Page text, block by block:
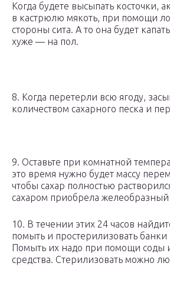
Когда будете высыпать косточки,
в кастрюлю мякоть, при помощи
стороны сита. А то она будет
хуже — на пол.
8. Когда перетерли всю ягоду,
количеством сахарного песка и
9. Оставьте при комнатной
это время нужно будет массу
чтобы сахар полностью
сахаром приобрела
10. В течении этих 24 часов
помыть и простерилизовать
Помыть их надо при помощи соды
средства. Стерилизовать можно